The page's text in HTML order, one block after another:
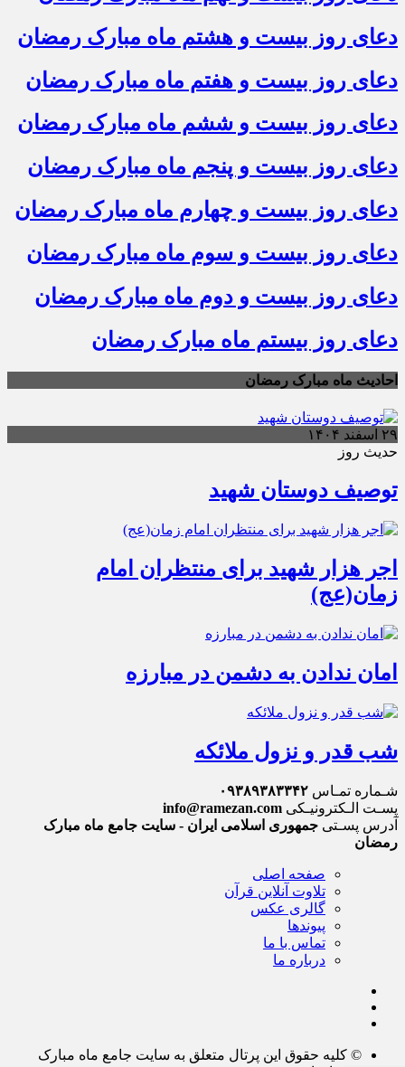
دعای روز بیست و هشتم ماه مبارک رمضان
دعای روز بیست و هفتم ماه مبارک رمضان
دعای روز بیست و ششم ماه مبارک رمضان
دعای روز بیست و پنجم ماه مبارک رمضان
دعای روز بیست و چهارم ماه مبارک رمضان
دعای روز بیست و سوم ماه مبارک رمضان
دعای روز بیست و دوم ماه مبارک رمضان
دعای روز بیستم ماه مبارک رمضان
احادیث ماه مبارک رمضان
۲۹ اسفند ۱۴۰۴
حدیث روز
توصیف دوستان شهید
اجر هزار شهید برای منتظران امام
زمان(عج)
امان ندادن به دشمن در مبارزه
شب قدر و نزول ملائکه
شـماره تمـاس ۰۹۳۸۹۳۸۳۳۴۲
پسـت الـکترونیـکی info@ramezan.com
آدرس پسـتی جمهوری اسلامی ایران - سایت جامع ماه مبارک
رمضان
صفحه اصلی
تلاوت آنلاین قرآن
گالری عکس
پیوندها
تماس با ما
درباره ما
© کلیه حقوق این پرتال متعلق به سایت جامع ماه مبارک